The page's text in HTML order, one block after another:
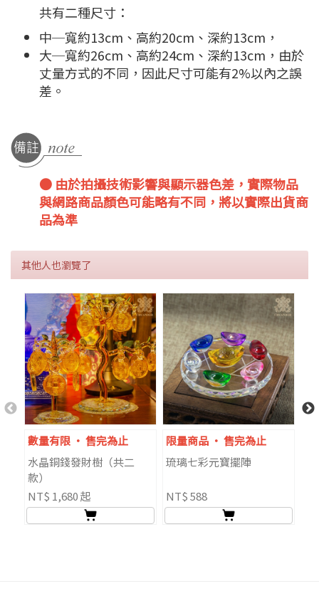
共有二種尺寸：
中─寬約13cm、高約20cm、深約13cm，
大─寬約26cm、高約24cm、深約13cm，由於
丈量方式的不同，因此尺寸可能有2%以內之誤
差。
● 由於拍攝技術影響與顯示器色差，實際物品
與網路商品顏色可能略有不同，將以實際出貨商
品為準
其他人也瀏覽了
數量有限 ‧ 售完為止
水晶銅錢發財樹（共二
款）
NT$ 1,680 起
限量商品 ‧ 售完為止
琉璃七彩元寶擺陣
NT$ 588